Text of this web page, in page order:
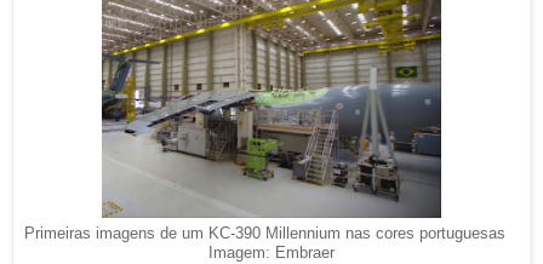
Primeiras imagens de um KC-390 Millennium nas cores portuguesas
Imagem: Embraer